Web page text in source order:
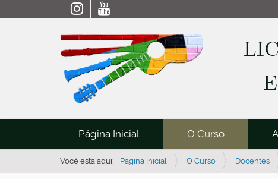
Página Inicial O Curso
Você está aqui: Página Inicial O Curso Docentes